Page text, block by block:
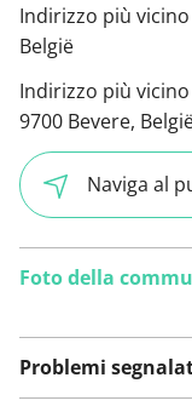
Indirizzo più
België
Indirizzo più
9700 Bevere,
Naviga al
Foto della
Problemi